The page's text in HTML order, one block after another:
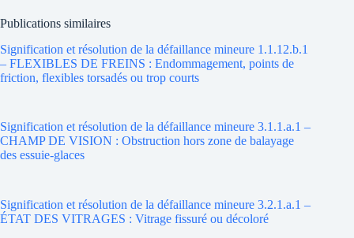
Publications similaires
Signification et résolution de la défaillance mineure 1.1.12.b.1
– FLEXIBLES DE FREINS : Endommagement, points de
friction, flexibles torsadés ou trop courts
Signification et résolution de la défaillance mineure 3.1.1.a.1 –
CHAMP DE VISION : Obstruction hors zone de balayage
des essuie-glaces
Signification et résolution de la défaillance mineure 3.2.1.a.1 –
ÉTAT DES VITRAGES : Vitrage fissuré ou décoloré